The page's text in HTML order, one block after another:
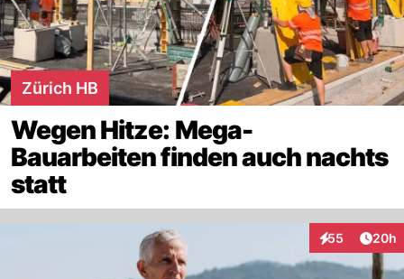
Zürich HB
Wegen Hitze: Mega-
Bauarbeiten finden auch nachts
statt
55
Interaktionen
20h